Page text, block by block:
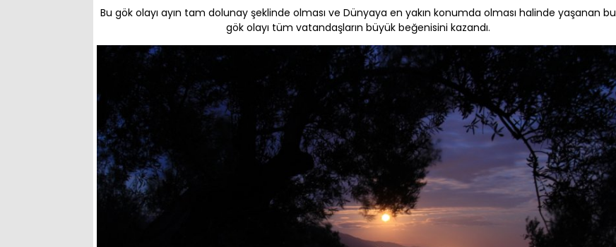
Bu gök olayı ayın tam dolunay şeklinde olması ve Dünyaya en yakın konumda olması halinde yaşanan bu
gök olayı tüm vatandaşların büyük beğenisini kazandı.